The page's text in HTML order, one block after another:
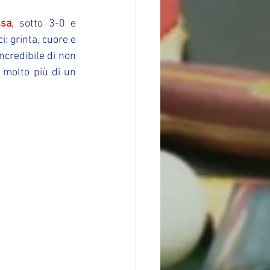
, sotto 3-0 e
grinta, cuore e
di non
molto più di un